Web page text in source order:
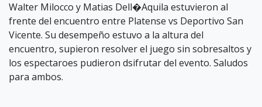
Walter Milocco y Matias Dell�Aquila estuvieron al
frente del encuentro entre Platense vs Deportivo San
Vicente. Su desempeño estuvo a la altura del
encuentro, supieron resolver el juego sin sobresaltos y
los espectaroes pudieron dsifrutar del evento. Saludos
para ambos.